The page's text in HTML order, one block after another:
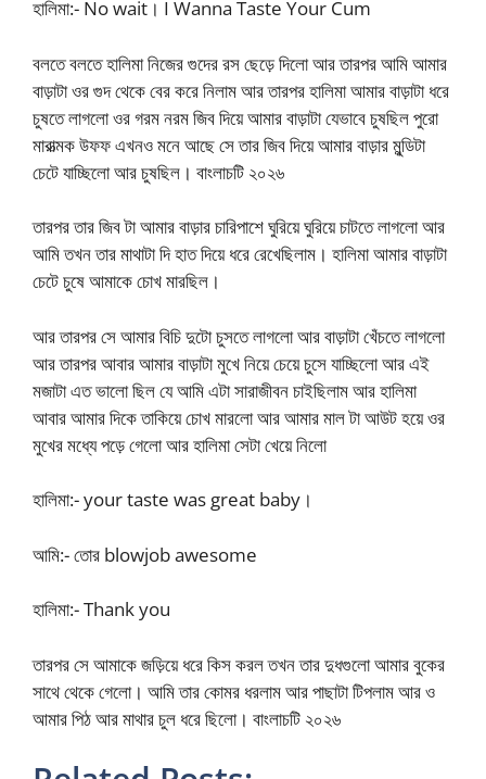
হালিমা:- No wait। I Wanna Taste Your Cum
বলতে বলতে হালিমা নিজের গুদের রস ছেড়ে দিলো আর তারপর আমি আমার
বাড়াটা ওর গুদ থেকে বের করে নিলাম আর তারপর হালিমা আমার বাড়াটা ধরে
চুষতে লাগলো ওর গরম নরম জিব দিয়ে আমার বাড়াটা যেভাবে চুষছিল পুরো
মারাত্মক উফফ এখনও মনে আছে সে তার জিব দিয়ে আমার বাড়ার মুন্ডিটা
চেটে যাচ্ছিলো আর চুষছিল। বাংলাচটি ২০২৬
তারপর তার জিব টা আমার বাড়ার চারিপাশে ঘুরিয়ে ঘুরিয়ে চাটতে লাগলো আর
আমি তখন তার মাথাটা দি হাত দিয়ে ধরে রেখেছিলাম। হালিমা আমার বাড়াটা
চেটে চুষে আমাকে চোখ মারছিল।
আর তারপর সে আমার বিচি দুটো চুসতে লাগলো আর বাড়াটা খেঁচতে লাগলো
আর তারপর আবার আমার বাড়াটা মুখে নিয়ে চেয়ে চুসে যাচ্ছিলো আর এই
মজাটা এত ভালো ছিল যে আমি এটা সারাজীবন চাইছিলাম আর হালিমা
আবার আমার দিকে তাকিয়ে চোখ মারলো আর আমার মাল টা আউট হয়ে ওর
মুখের মধ্যে পড়ে গেলো আর হালিমা সেটা খেয়ে নিলো
হালিমা:- your taste was great baby।
আমি:- তোর blowjob awesome
হালিমা:- Thank you
তারপর সে আমাকে জড়িয়ে ধরে কিস করল তখন তার দুধগুলো আমার বুকের
সাথে থেকে গেলো। আমি তার কোমর ধরলাম আর পাছাটা টিপলাম আর ও
আমার পিঠ আর মাথার চুল ধরে ছিলো। বাংলাচটি ২০২৬